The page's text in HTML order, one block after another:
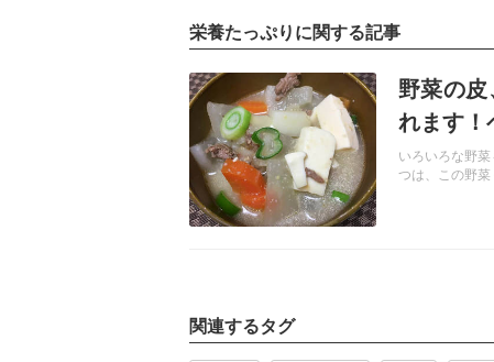
栄養たっぷりに関する記事
野菜の
れます！
いろいろな野
つは、この野菜
関連するタグ